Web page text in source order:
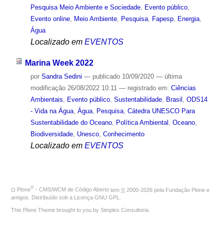
Pesquisa Meio Ambiente e Sociedade, Evento público,
Evento online, Meio Ambiente, Pesquisa, Fapesp, Energia,
Água
Localizado em EVENTOS
Marina Week 2022
por Sandra Sedini — publicado10/09/2020 — última
modificação26/08/2022 10:11 — registrado em: Ciências
Ambientais, Evento público, Sustentabilidade, Brasil , ODS14
- Vida na Água, Água, Pesquisa, Cátedra UNESCO Para
Sustentabilidade do Oceano, Política Ambiental , Oceano,
Biodiversidade, Unesco, Conhecimento
Localizado em EVENTOS
O Plone® - CMS/WCM de Código Aberto tem © 2000-2026 pela Fundação Plone e
amigos. Distribuído sob a
Licença GNU GPL
This Plone Theme brought to you by Simples Consultoria